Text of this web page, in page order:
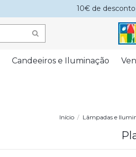
10€ de
Candeeiros e Iluminação
Início Lâmpadas e